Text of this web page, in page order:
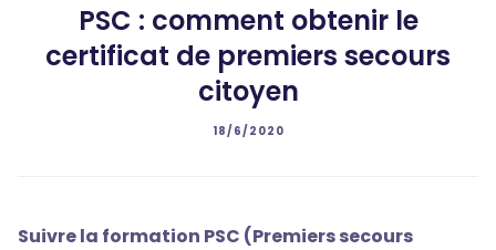
PSC : comment obtenir le
certificat de premiers secours
citoyen
18/6/2020
Suivre la formation PSC (Premiers secours